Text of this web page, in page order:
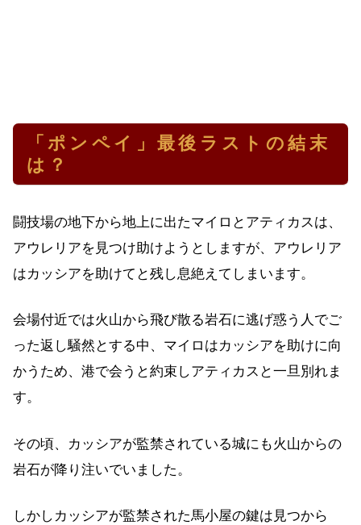
「ポンペイ」最後ラストの結末
は？
闘技場の地下から地上に出たマイロとアティカスは、
アウレリアを見つけ助けようとしますが、アウレリア
はカッシアを助けてと残し息絶えてしまいます。
会場付近では火山から飛び散る岩石に逃げ惑う人でご
った返し騒然とする中、マイロはカッシアを助けに向
かうため、港で会うと約束しアティカスと一旦別れま
す。
その頃、カッシアが監禁されている城にも火山からの
岩石が降り注いでいました。
しかしカッシアが監禁された馬小屋の鍵は見つから